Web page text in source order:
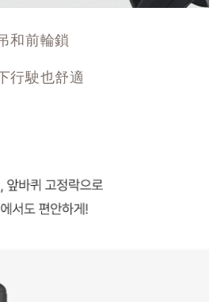
和前輪鎖
行駛也舒適